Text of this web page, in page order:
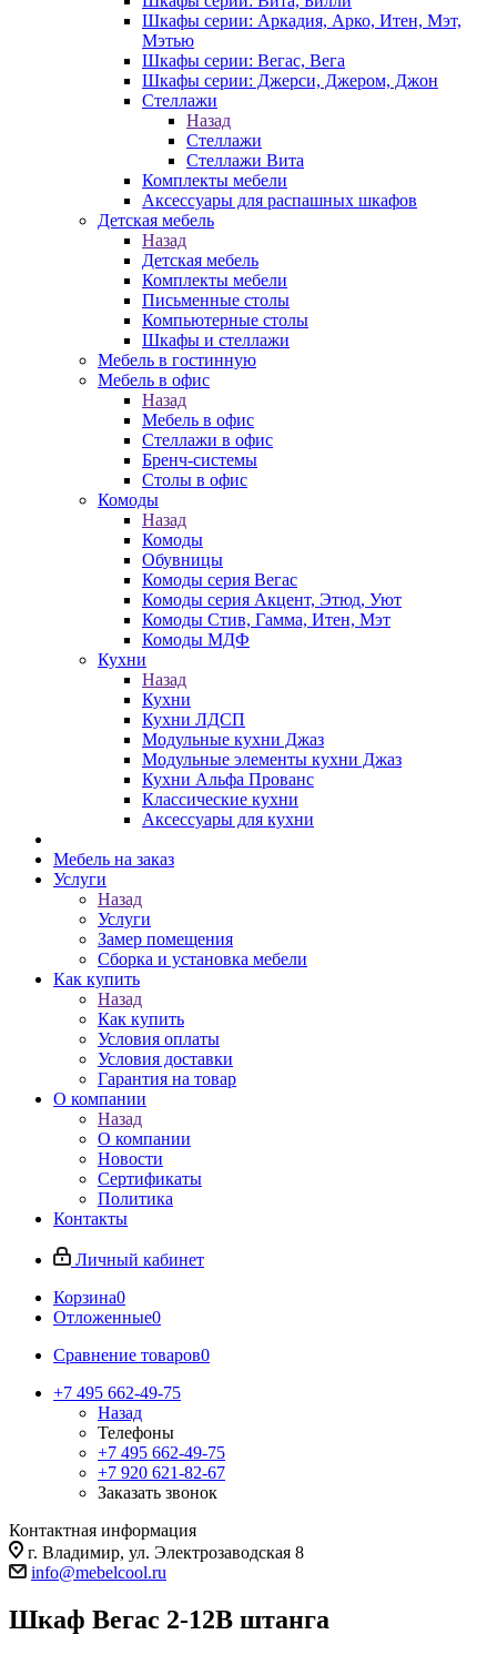
Шкафы серии: Аркадия, Арко, Итен, Мэт,
Мэтью
Шкафы серии: Вегас, Вега
Шкафы серии: Джерси, Джером, Джон
Стеллажи
Назад
Стеллажи
Стеллажи Вита
Комплекты мебели
Аксессуары для распашных шкафов
Детская мебель
Назад
Детская мебель
Комплекты мебели
Письменные столы
Компьютерные столы
Шкафы и стеллажи
Мебель в гостинную
Мебель в офис
Назад
Мебель в офис
Стеллажи в офис
Бренч-системы
Столы в офис
Комоды
Назад
Комоды
Обувницы
Комоды серия Вегас
Комоды серия Акцент, Этюд, Уют
Комоды Стив, Гамма, Итен, Мэт
Комоды МДФ
Кухни
Назад
Кухни
Кухни ЛДСП
Модульные кухни Джаз
Модульные элементы кухни Джаз
Кухни Альфа Прованс
Классические кухни
Аксессуары для кухни
Мебель на заказ
Услуги
Назад
Услуги
Замер помещения
Сборка и установка мебели
Как купить
Назад
Как купить
Условия оплаты
Условия доставки
Гарантия на товар
О компании
Назад
О компании
Новости
Сертификаты
Политика
Контакты
Личный кабинет
Корзина0
Отложенные0
Сравнение товаров0
+7 495 662-49-75
Назад
Телефоны
+7 495 662-49-75
+7 920 621-82-67
Заказать звонок
Контактная информация
г. Владимир, ул. Электрозаводская 8
info@mebelcool.ru
Шкаф Вегас 2-12В штанга